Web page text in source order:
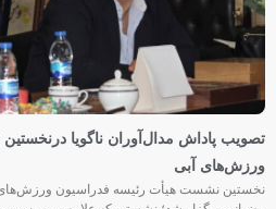
تصویب پاداش مدال‌آوران ناگویا
ورزش‌های آبی
نخستین نشست هیأت رئیسه فدراسیون ورزش‌های